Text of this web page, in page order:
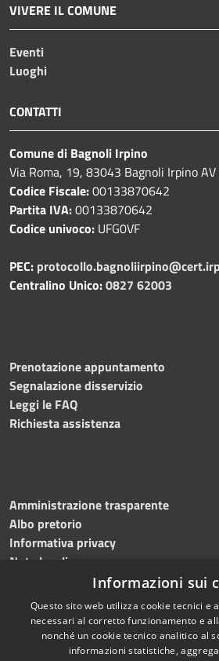
VIVERE IL COMUNE
Eventi
Luoghi
CONTATTI
Comune di Bagnoli Irpino
Via Roma, 19, 83043 Bagnoli Irpino AV
Codice Fiscale:00133870642
Partita IVA:00133870642
Codice univoco: UFG0VF
PEC:
Centralino Unico:0827 62003
Prenotazione appuntamento
Segnalazione disservizio
Leggi le FAQ
Richiesta assistenza
Amministrazione trasparente
Albo pretorio
Informativa privacy
Note legali
Dichiarazione di accessibilità
Informazioni sui
Questo sito web utilizza cookie tecnici e
necessari al corretto funzionamento e
nonché un cookie tecnico analitico al
informazioni statistiche,